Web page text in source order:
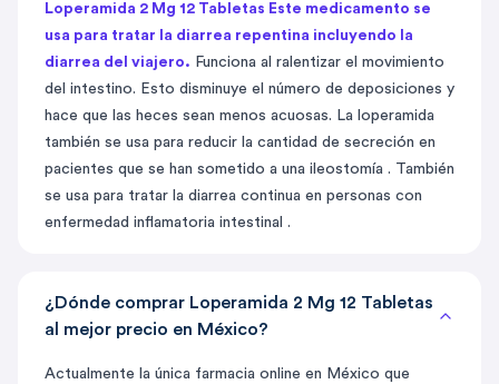
Loperamida 2 Mg 12 Tabletas Este medicamento se
usa para tratar la diarrea repentina incluyendo la
diarrea del viajero. Funciona al ralentizar el movimiento
del intestino. Esto disminuye el número de deposiciones y
hace que las heces sean menos acuosas. La loperamida
también se usa para reducir la cantidad de secreción en
pacientes que se han sometido a una ileostomía . También
se usa para tratar la diarrea continua en personas con
enfermedad inflamatoria intestinal .
¿Dónde comprar Loperamida 2 Mg 12 Tabletas
al mejor precio en México?
Actualmente la única farmacia online en México que